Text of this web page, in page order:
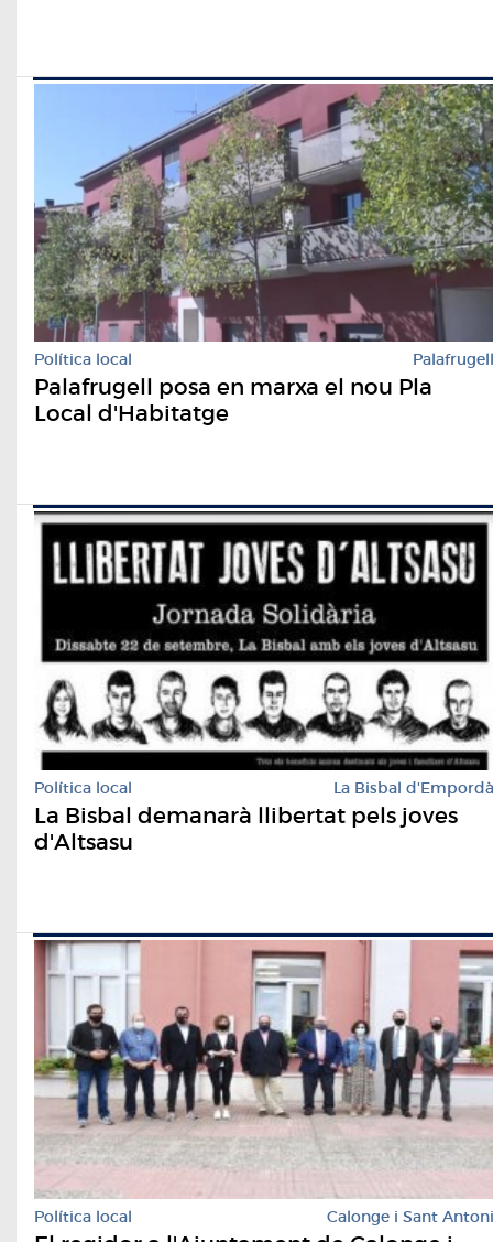
Política local Palafrugell
Palafrugell posa en marxa el nou Pla
Local d'Habitatge
Política local La Bisbal d'Empordà
La Bisbal demanarà llibertat pels joves
d'Altsasu
Política local Calonge i Sant Antoni